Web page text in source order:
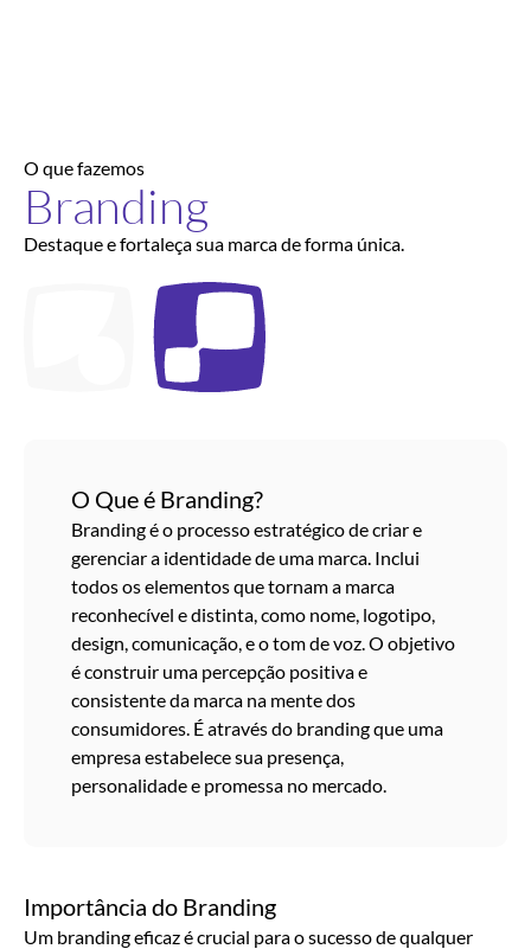
O que fazemos
Branding
Destaque e fortaleça sua marca de forma única.
O Que é Branding?
Branding é o processo estratégico de criar e
gerenciar a identidade de uma marca. Inclui
todos os elementos que tornam a marca
reconhecível e distinta, como nome, logotipo,
design, comunicação, e o tom de voz. O objetivo
é construir uma percepção positiva e
consistente da marca na mente dos
consumidores. É através do branding que uma
empresa estabelece sua presença,
personalidade e promessa no mercado.
Importância do Branding
Um branding eficaz é crucial para o sucesso de qualquer